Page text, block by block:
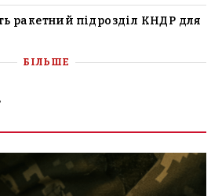
ракетний підрозділ КНДР для
БІЛЬШЕ